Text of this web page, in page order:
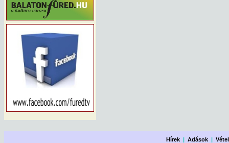
Hírek |Adások |